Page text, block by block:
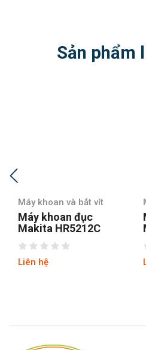
Sản phẩm
Máy khoan và bắt vít
Máy khoan đục MPT
MRH3203
Liên hệ